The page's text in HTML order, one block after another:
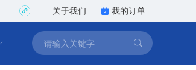
关于我们 我的订单